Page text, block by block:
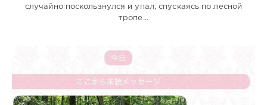
381
случайно поскользнулся и упал, спускаясь по лесной
тропе...